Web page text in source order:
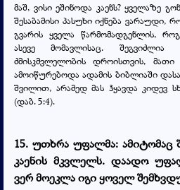
მაშ, ვისი ეშინოდა კაენს? ყველაზე
შესაბამისი პასუხი იქნება ვარაუდი,
გვარის ყველა წარმომადგენლის,
ასევე მომავლისაც.
ძმისკმვლელობის დროისთვის,
ამოიწურებოდა ადამის ბიბლიაში
შვილით, არამედ მას ჰყავდა კიდევ
(დაბ. 5:4).
15. უთხრა უფალმა: ამიტომაც
კაენის მკვლელს. დაადო
ვერ მოეკლა იგი ყოველ